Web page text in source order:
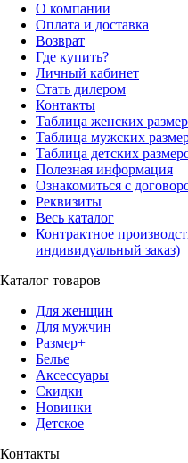
О компании
Оплата и доставка
Возврат
Где купить?
Личный кабинет
Стать дилером
Контакты
Таблица женских
Таблица мужских
Таблица детских
Полезная информация
Ознакомиться с
Реквизиты
Весь каталог
Контрактное
индивидуальный заказ)
Каталог товаров
Для женщин
Для мужчин
Размер+
Белье
Аксессуары
Скидки
Новинки
Детское
Контакты